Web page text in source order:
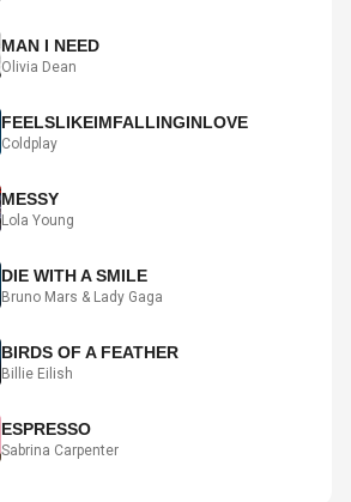
MAN I NEED
Olivia Dean
FEELSLIKEIMFALLINGINLOVE
Coldplay
MESSY
Lola Young
DIE WITH A SMILE
Bruno Mars & Lady Gaga
BIRDS OF A FEATHER
Billie Eilish
ESPRESSO
Sabrina Carpenter